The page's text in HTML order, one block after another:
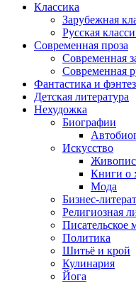
Классика
Зарубежная
Русская
Современная проза
Современная
Современная
Фантастика и
Детская литература
Нехудожка
Биографии
Искусство
Книги о
Мода
Бизнес-
Религиозная
Писательское
Политика
Шитьё и крой
Кулинария
Йога